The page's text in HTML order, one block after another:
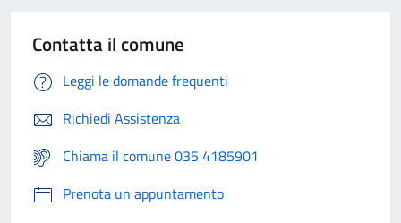
Contatta il comune
Leggi le domande frequenti
Richiedi Assistenza
Chiama il comune 035 4185901
Prenota un appuntamento